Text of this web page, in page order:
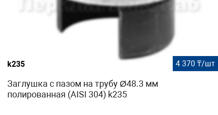
k235 4 370 ₸/шт
Заглушка с пазом на трубу Ø48.3 мм
полированная (AISI 304) k235